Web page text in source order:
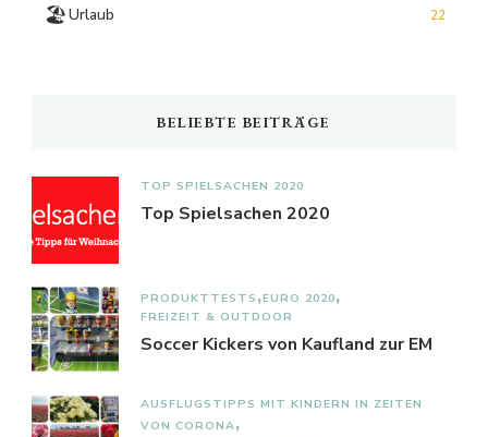
🏖️Urlaub 22
BELIEBTE BEITRÄGE
TOP SPIELSACHEN 2020
Top Spielsachen 2020
PRODUKTTESTS EURO 2020
FREIZEIT & OUTDOOR
Soccer Kickers von Kaufland zur EM
AUSFLUGSTIPPS MIT KINDERN IN ZEITEN
VON CORONA